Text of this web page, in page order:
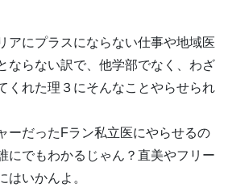
アにプラスにならない仕事や地域医
ならない訳で、他学部でなく、わざ
くれた理３にそんなことやらせられ
ーだったFラン私立医にやらせるの
にでもわかるじゃん？直美やフリー
はいかんよ。